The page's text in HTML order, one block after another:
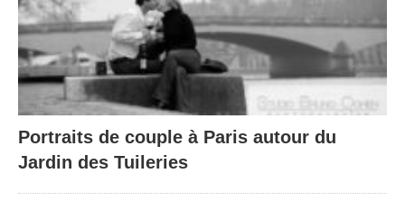
Portraits de couple à Paris autour du
Jardin des Tuileries